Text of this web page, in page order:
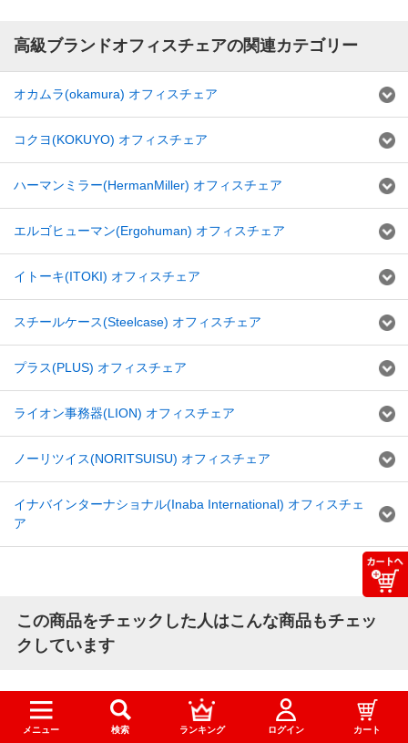
高級ブランドオフィスチェアの関連カテゴリー
オカムラ(okamura) オフィスチェア
コクヨ(KOKUYO) オフィスチェア
ハーマンミラー(HermanMiller) オフィスチェア
エルゴヒューマン(Ergohuman) オフィスチェア
イトーキ(ITOKI) オフィスチェア
スチールケース(Steelcase) オフィスチェア
プラス(PLUS) オフィスチェア
ライオン事務器(LION) オフィスチェア
ノーリツイス(NORITSUISU) オフィスチェア
イナバインターナショナル(Inaba International) オフィスチェ
ア
この商品をチェックした人はこんな商品もチェッ
クしています
メニュー 検索 ランキング ログイン カート